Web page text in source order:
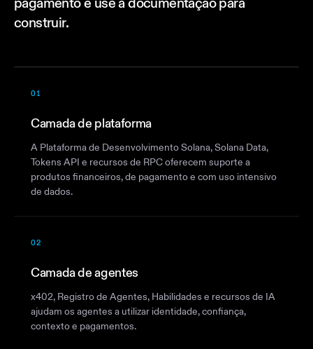
construir.
01
Camada de plataforma
A Plataforma de Desenvolvimento Solana, Solana Data,
Tokens API e recursos de RPC oferecem suporte a
produtos financeiros, de pagamento e com uso intensivo
de dados.
02
Camada de agentes
x402, Registro de Agentes, Habilidades e recursos de IA
ajudam os agentes a utilizar identidade, confiança,
contexto e pagamentos.